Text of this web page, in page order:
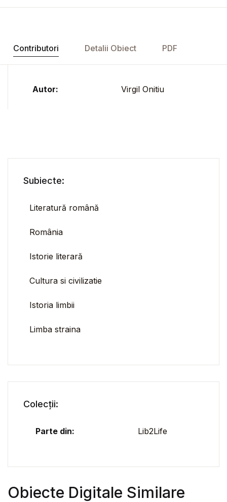
Contributori Detalii Obiect PDF
Autor: Virgil Onitiu
Subiecte:
Literatură română
România
Istorie literară
Cultura si civilizatie
Istoria limbii
Limba straina
Colecții:
Parte din: Lib2Life
Obiecte Digitale Similare